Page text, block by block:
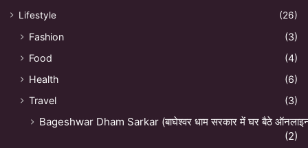
Lifestyle
(26)
Fashion
(3)
Food
(4)
Health
(6)
Travel
(3)
Bageshwar Dham Sarkar (बाघेश्वर धाम सरकार में घर बैठे
(2)